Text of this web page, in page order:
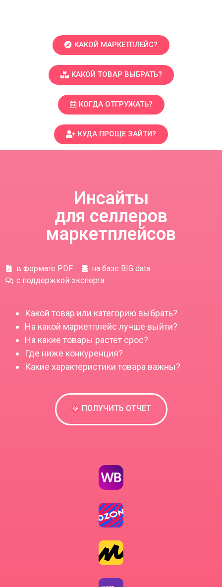
КАКОЙ МАРКЕТПЛЕЙС?
КАКОЙ ТОВАР ВЫБРАТЬ?
КОГДА ОТГРУЖАТЬ?
КУДА ПРОЩЕ ЗАЙТИ?
Инсайты
для селлеров
маркетплейсов
в формате PDF
на базе BIG data
с поддержкой эксперта
Какой товар или категорию выбрать?
На какой маркетплейс лучше выйти?
На какие товары растет срос?
Где ниже конкуренция?
Какие характеристики товара важны?
ПОЛУЧИТЬ ОТЧЕТ